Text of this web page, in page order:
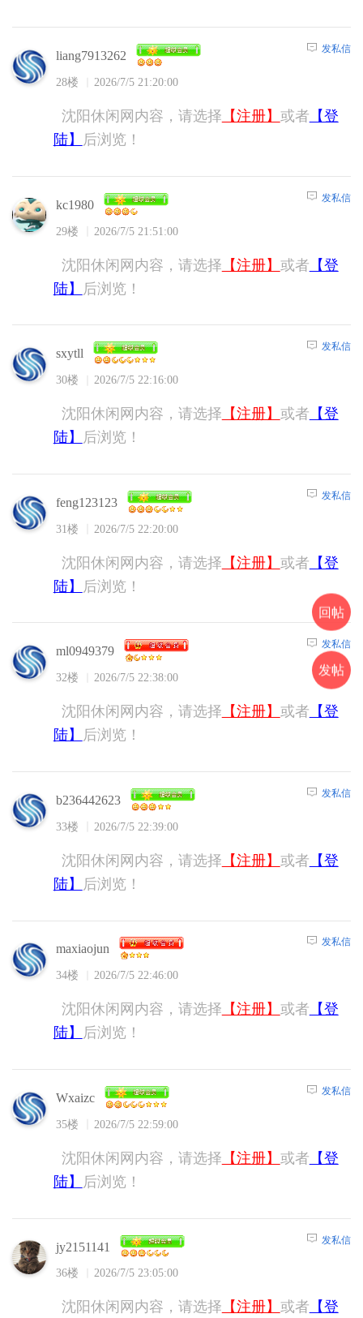
liang7913262
28楼 2026/7/5 21:20:00
发私信
沈阳休闲网内容，请选择 【注册】 或者 【登
陆】
后浏览！
kc1980
29楼 2026/7/5 21:51:00
发私信
沈阳休闲网内容，请选择 【注册】 或者 【登
陆】
后浏览！
sxytll
30楼 2026/7/5 22:16:00
发私信
沈阳休闲网内容，请选择 【注册】 或者 【登
陆】
后浏览！
feng123123
31楼 2026/7/5 22:20:00
发私信
沈阳休闲网内容，请选择 【注册】 或者 【登
陆】
后浏览！
ml0949379
32楼 2026/7/5 22:38:00
发私信
沈阳休闲网内容，请选择 【注册】 或者 【登
陆】
后浏览！
b236442623
33楼 2026/7/5 22:39:00
发私信
沈阳休闲网内容，请选择 【注册】 或者 【登
陆】
后浏览！
maxiaojun
34楼 2026/7/5 22:46:00
发私信
沈阳休闲网内容，请选择 【注册】 或者 【登
陆】
后浏览！
Wxaizc
35楼 2026/7/5 22:59:00
发私信
沈阳休闲网内容，请选择 【注册】 或者 【登
陆】
后浏览！
jy2151141
36楼 2026/7/5 23:05:00
发私信
沈阳休闲网内容，请选择 【注册】 或者 【登
回帖
发帖